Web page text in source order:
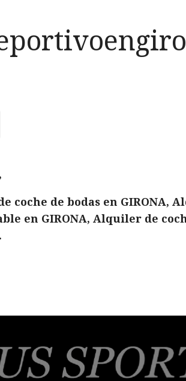
coche de bodas en GIRONA,
en GIRONA, Alquiler de